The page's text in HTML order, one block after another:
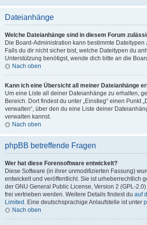
Dateianhänge
Welche Dateianhänge sind in diesem Forum
Die Board-Administration kann bestimmte
Falls du dir nicht sicher bist, welche Dateitypen du
Unterstützung benötigst, wende dich bitte an die
Nach oben
Kann ich eine Übersicht all meiner Dateianhänge
Um eine Liste all deiner Dateianhänge zu erhalten,
Bereich. Dort findest du unter „Einstieg“ einen Punkt
verwalten“, über den du eine Liste deiner
verwalten kannst.
Nach oben
phpBB betreffende Fragen
Wer hat diese Forensoftware entwickelt?
Diese Software (in ihrer unmodifizierten Fassung)
entwickelt und veröffentlicht. Sie ist urheberrechtlich
der GNU General Public License, Version 2 (GPL-
frei vertrieben werden. Weitere Details findest du auf
Limited . Eine deutschsprachige Anlaufstelle ist unter
Nach oben